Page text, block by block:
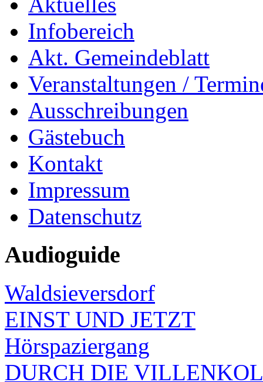
Infobereich
Akt. Gemeindeblatt
Veranstaltungen /
Ausschreibungen
Gästebuch
Kontakt
Impressum
Datenschutz
Audioguide
Waldsieversdorf
EINST UND JETZT
Hörspaziergang
DURCH DIE